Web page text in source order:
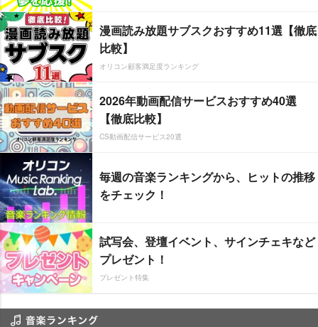
漫画読み放題サブスクおすすめ11選【徹底
比較】
オリコン顧客満足度ランキング
2026年動画配信サービスおすすめ40選
【徹底比較】
CS動画配信サービス20選
毎週の音楽ランキングから、ヒットの推移
をチェック！
試写会、登壇イベント、サインチェキなど
プレゼント！
プレゼント特集